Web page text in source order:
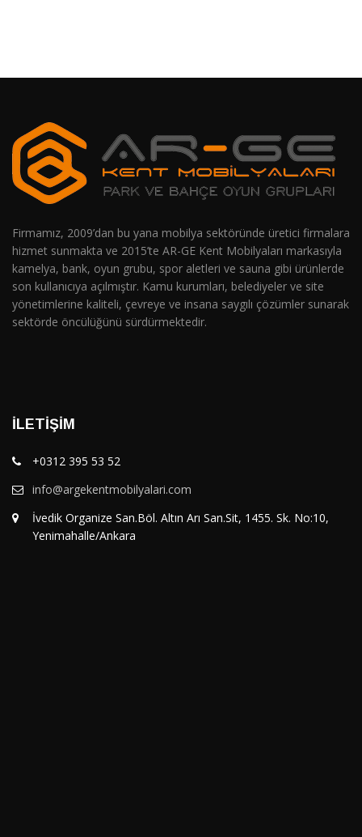
Firmamız, 2009’dan bu yana mobilya sektöründe üretici firmalara
hizmet sunmakta ve 2015’te AR-GE Kent Mobilyaları markasıyla
kamelya, bank, oyun grubu, spor aletleri ve sauna gibi ürünlerde
son kullanıcıya açılmıştır. Kamu kurumları, belediyeler ve site
yönetimlerine kaliteli, çevreye ve insana saygılı çözümler sunarak
sektörde öncülüğünü sürdürmektedir.
İLETIŞIM
+0312 395 53 52
info@argekentmobilyalari.com
İvedik Organize San.Böl. Altın Arı San.Sit, 1455. Sk. No:10,
Yenimahalle/Ankara